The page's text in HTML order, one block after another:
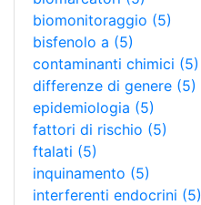
biomonitoraggio (5)
bisfenolo a (5)
contaminanti chimici (5)
differenze di genere (5)
epidemiologia (5)
fattori di rischio (5)
ftalati (5)
inquinamento (5)
interferenti endocrini (5)